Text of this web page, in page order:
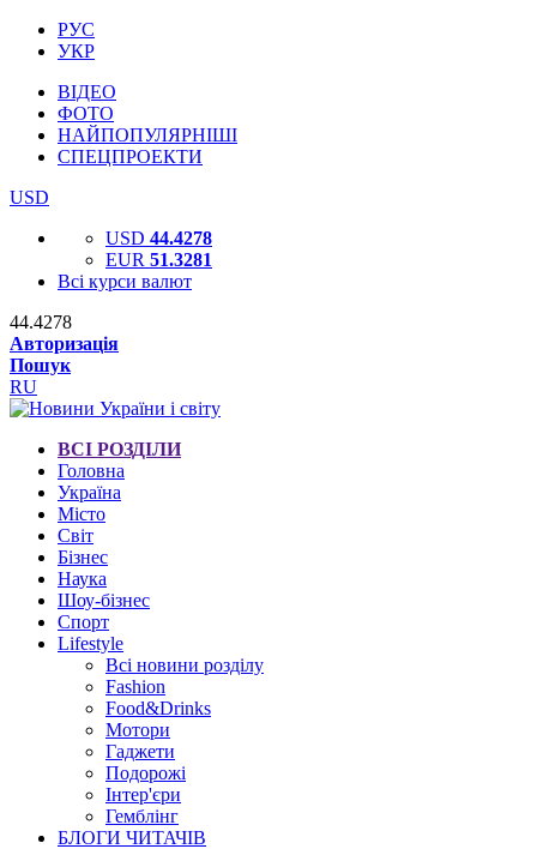
РУС
УКР
ВІДЕО
ФОТО
НАЙПОПУЛЯРНІШІ
СПЕЦПРОЕКТИ
USD
USD 44.4278
EUR 51.3281
Всі курси валют
44.4278
Авторизація
Пошук
RU
ВСІ РОЗДІЛИ
Головна
Україна
Місто
Світ
Бізнес
Наука
Шоу-бізнес
Спорт
Lifestyle
Всі новини розділу
Fashion
Food&Drinks
Мотори
Гаджети
Подорожі
Інтер'єри
Гемблінг
БЛОГИ ЧИТАЧІВ